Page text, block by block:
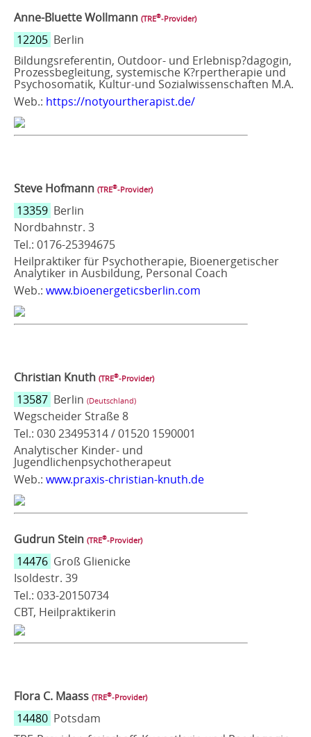
Anne-Bluette Wollmann (TRE®‑Provider)
12205 Berlin
Bildungsreferentin, Outdoor- und Erlebnisp?dagogin,
Prozessbegleitung, systemische K?rpertherapie und
Psychosomatik, Kultur-und Sozialwissenschaften M.A.
Web.: https://notyourtherapist.de/
Steve Hofmann (TRE®‑Provider)
13359 Berlin
Nordbahnstr. 3
Tel.: 0176-25394675
Heilpraktiker für Psychotherapie, Bioenergetischer
Analytiker in Ausbildung, Personal Coach
Web.: www.bioenergeticsberlin.com
Christian Knuth (TRE®‑Provider)
13587 Berlin (Deutschland)
Wegscheider Straße 8
Tel.: 030 23495314 / 01520 1590001
Analytischer Kinder- und
Jugendlichenpsychotherapeut
Web.: www.praxis-christian-knuth.de
Gudrun Stein (TRE®‑Provider)
14476 Groß Glienicke
Isoldestr. 39
Tel.: 033-20150734
CBT, Heilpraktikerin
Flora C. Maass (TRE®‑Provider)
14480 Potsdam